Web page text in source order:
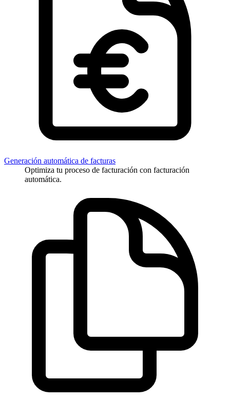
Generación automática de facturas
Optimiza tu proceso de facturación con facturación
automática.